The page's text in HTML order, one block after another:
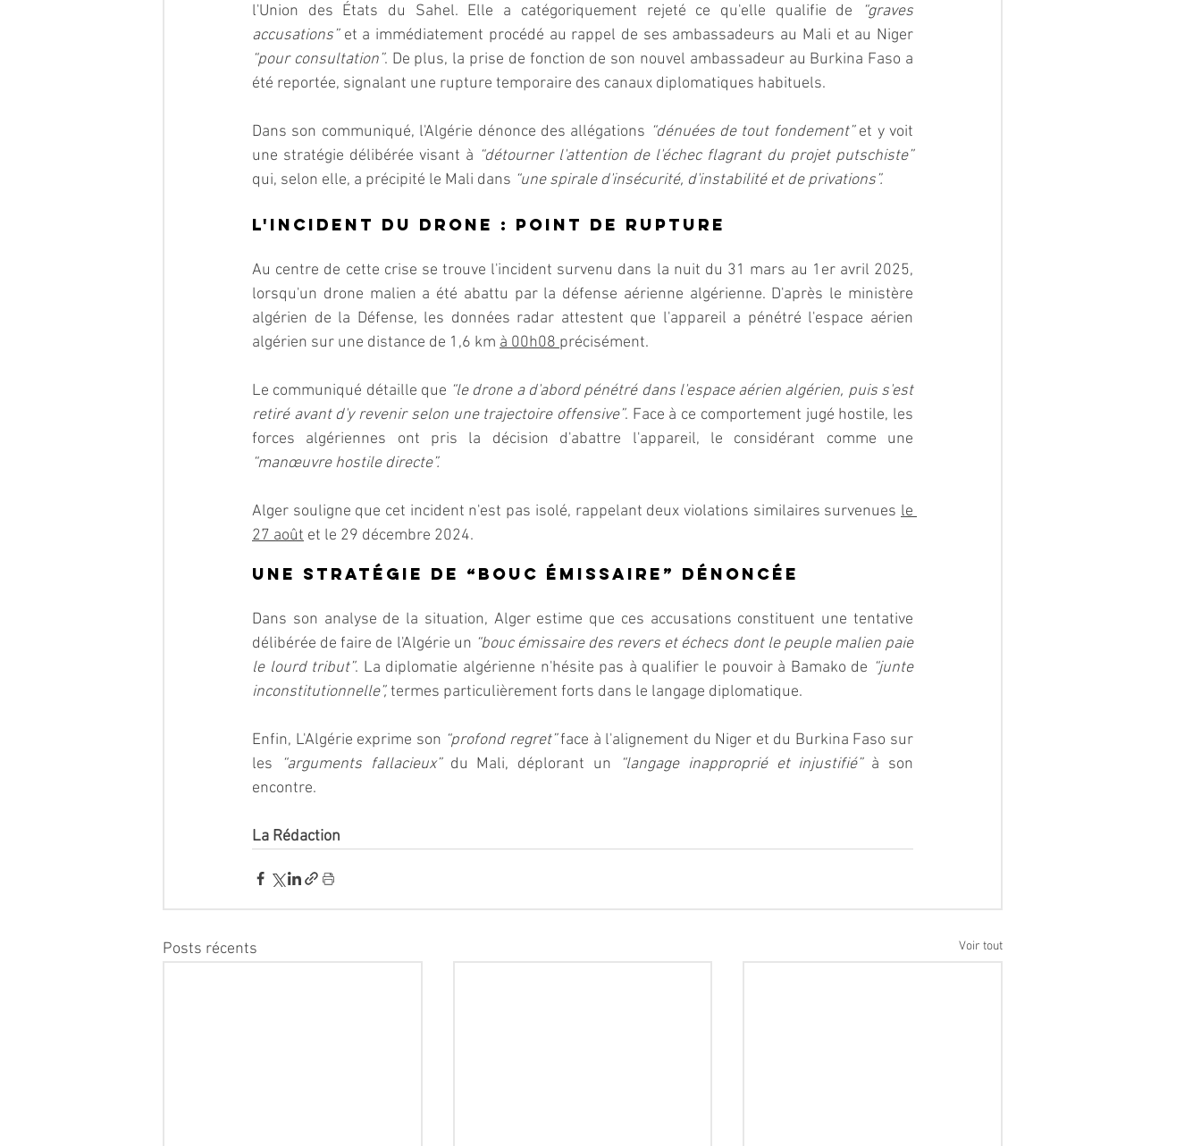
l'Union des États du Sahel. Elle a catégoriquement rejeté ce qu'elle qualifie de
“graves
accusations”
“pour consultation”. De plus, la prise de fonction de son nouvel ambassadeur au Burkina Faso a
été reportée, signalant une rupture temporaire des canaux diplomatiques habituels.
Dans son communiqué, l'Algérie dénonce des allégations “dénuées de tout fondement” et y voit
une stratégie délibérée visant à
“détourner l'attention de l'échec flagrant du projet putschiste”
qui, selon elle, a précipité le Mali dans “une spirale d'insécurité, d'instabilité et de privations”.
L'incident du drone : point de rupture
Au centre de cette crise se trouve l'incident survenu dans la nuit du 31 mars au 1er avril 2025,
lorsqu'un drone malien a été abattu par la défense aérienne algérienne. D'après le ministère
algérien de la Défense, les données radar attestent que l'appareil a pénétré l'espace aérien
algérien sur une distance de 1,6 km à 00h08 précisément.
Le communiqué détaille que “le drone a d'abord pénétré dans l'espace aérien algérien, puis s'est
retiré avant d'y revenir selon une trajectoire offensive”. Face à ce comportement jugé hostile, les
“manœuvre hostile directe”.
Alger souligne que cet incident n'est pas isolé, rappelant deux violations similaires survenues le
27 août et le 29 décembre 2024.
Une stratégie de “bouc émissaire” dénoncée
Dans son analyse de la situation, Alger estime que ces accusations constituent une tentative
délibérée de faire de l'Algérie un “bouc émissaire des revers et échecs dont le peuple malien paie
le lourd tribut”. La diplomatie algérienne n'hésite pas à qualifier le pouvoir à Bamako de “junte
inconstitutionnelle”, termes particulièrement forts dans le langage diplomatique.
Enfin, L'Algérie exprime son “profond regret” face à l'alignement du Niger et du Burkina Faso sur
les “arguments fallacieux” du Mali, déplorant un “langage inapproprié et injustifié” à son
encontre.
La Rédaction
Posts récents Voir tout